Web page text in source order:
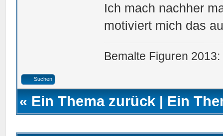
Ich mach nachher
motiviert mich das
Bemalte Figuren
Suchen
« Ein Thema zurück | Ein